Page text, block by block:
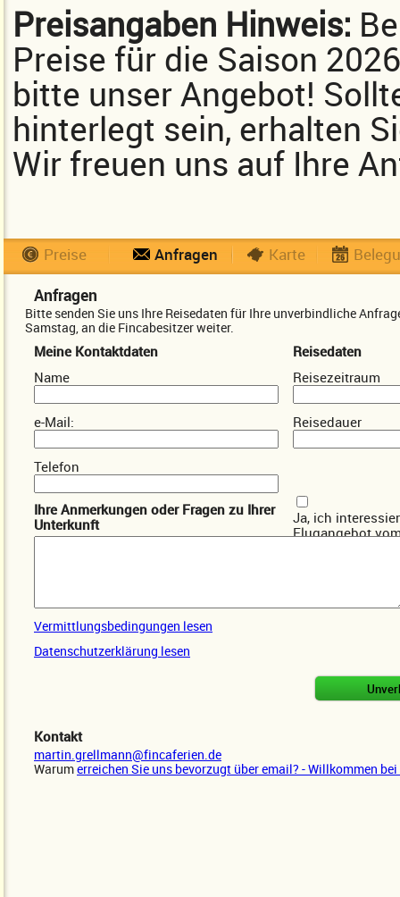
Preisangaben Hinweis:
Preise für die Saison
bitte unser Angebot!
hinterlegt sein, erhalten
Wir freuen uns auf Ihre
Preise Anfragen Karte
Anfragen
Bitte senden Sie uns Ihre Reisedaten für Ihre unverbindliche
Samstag, an die Fincabesitzer weiter.
Meine Kontaktdaten
Name
e-Mail:
Telefon
Reisedaten
Reisezeitraum
Reisedauer
Ihre Anmerkungen oder Fragen zu Ihrer
Unterkunft
Ja, ich
Flugangebot
Vermittlungsbedingungen lesen
Datenschutzerklärung lesen
Kontakt
martin.grellmann@fincaferien.de
Warumerreichen Sie uns bevorzugt über email? - Willkommen